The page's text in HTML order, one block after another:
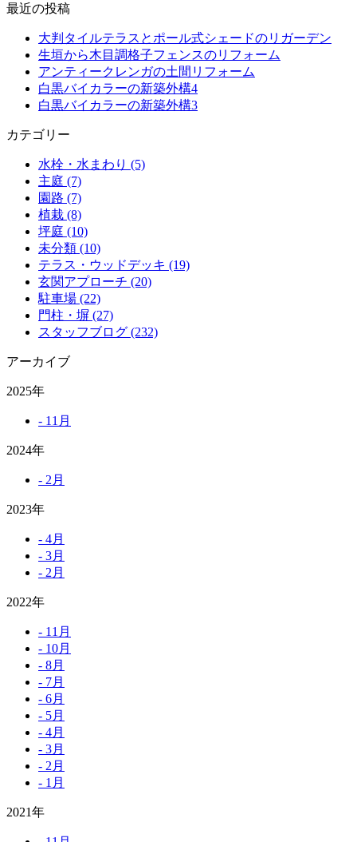
最近の投稿
大判タイルテラスとポール式シェードのリガーデン
生垣から木目調格子フェンスのリフォーム
アンティークレンガの土間リフォーム
白黒バイカラーの新築外構4
白黒バイカラーの新築外構3
カテゴリー
水栓・水まわり (5)
主庭 (7)
園路 (7)
植栽 (8)
坪庭 (10)
未分類 (10)
テラス・ウッドデッキ (19)
玄関アプローチ (20)
駐車場 (22)
門柱・塀 (27)
スタッフブログ (232)
アーカイブ
2025年
- 11月
2024年
- 2月
2023年
- 4月
- 3月
- 2月
2022年
- 11月
- 10月
- 8月
- 7月
- 6月
- 5月
- 4月
- 3月
- 2月
- 1月
2021年